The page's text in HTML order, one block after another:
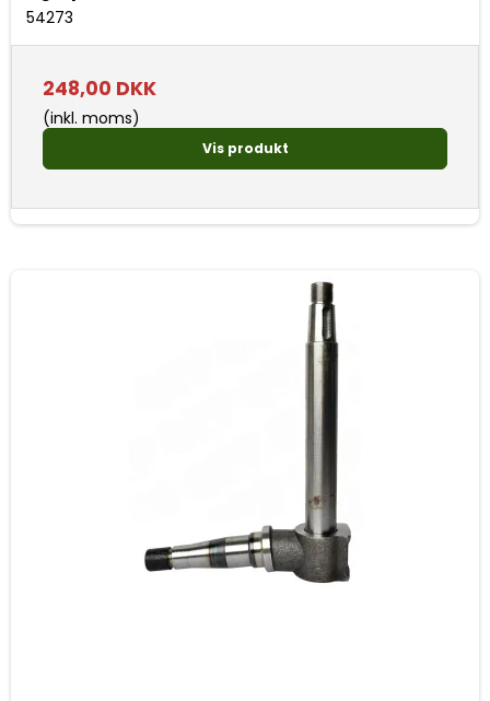
54273
248,00 DKK
(inkl. moms)
Vis produkt